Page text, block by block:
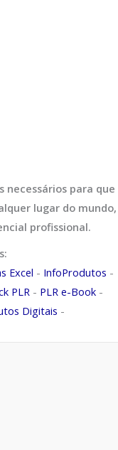
necessários para que
lugar do mundo,
profissional.
Excel - InfoProdutos -
PLR - PLR e-Book -
Digitais -